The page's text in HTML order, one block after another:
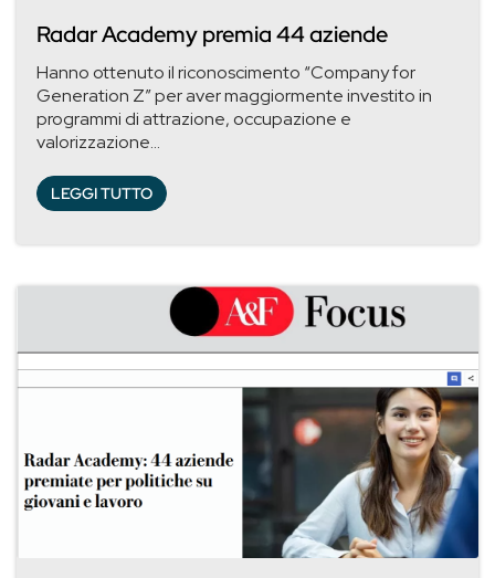
Radar Academy premia 44 aziende
Hanno ottenuto il riconoscimento “Company for
Generation Z” per aver maggiormente investito in
programmi di attrazione, occupazione e
valorizzazione...
LEGGI TUTTO